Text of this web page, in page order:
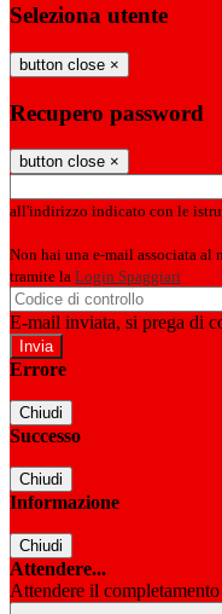
Seleziona utente
button close ×
Recupero password
button close ×
all'indirizzo indicato con le
Non hai una e-mail associata al
tramite la Login Spaggiari
E-mail inviata, si prega di
Errore
Chiudi
Successo
Chiudi
Informazione
Chiudi
Attendere...
Attendere il